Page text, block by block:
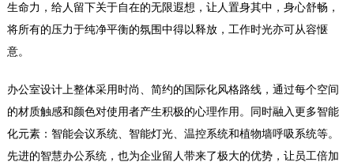
生命力，给人留下关于自在的无限遐想，让人置身其中，身心舒畅，
将所有的压力于纯净平衡的氛围中得以释放，工作时光亦可从容惬
意。
办公室设计上整体采用时尚、简约的国际化风格路线，通过每个空间
的材质触感和颜色对使用者产生积极的心理作用。同时融入更多智能
化元素：智能会议系统、智能灯光、温控系统和植物墙呼吸系统等。
先进的智慧办公系统，也为企业留人带来了极大的优势，让员工倍加